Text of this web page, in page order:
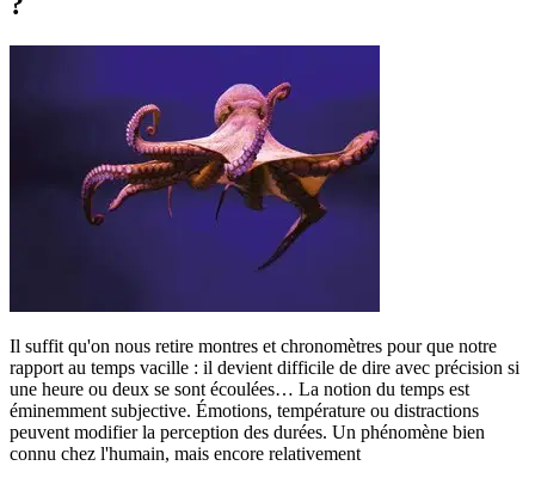
Il suffit qu'on nous retire montres et chronomètres pour que notre
rapport au temps vacille : il devient difficile de dire avec précision si
une heure ou deux se sont écoulées… La notion du temps est
éminemment subjective. Émotions, température ou distractions
peuvent modifier la perception des durées. Un phénomène bien
connu chez l'humain, mais encore relativement